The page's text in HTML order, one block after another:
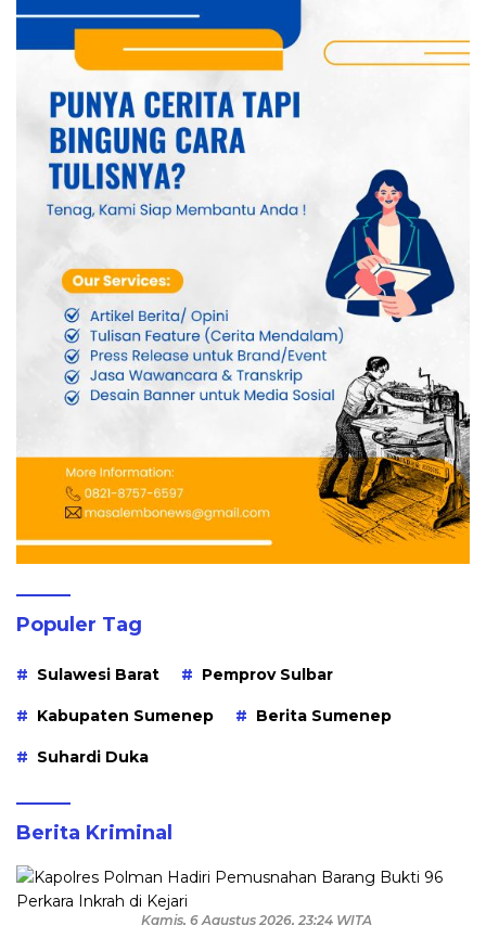
Populer Tag
Sulawesi Barat Pemprov Sulbar
Kabupaten Sumenep Berita Sumenep
Suhardi Duka
Berita Kriminal
Kamis, 6 Agustus 2026, 23:24 WITA